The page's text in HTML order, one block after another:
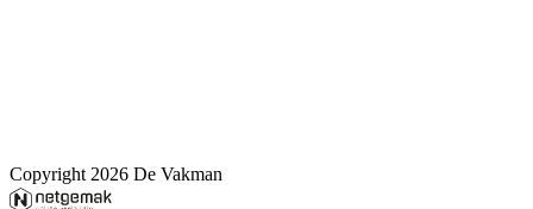
Copyright 2026 De Vakman